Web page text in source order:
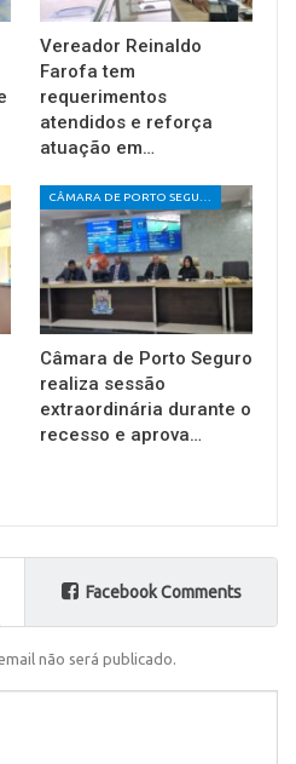
Vereador Reinaldo
Farofa tem
requerimentos
atendidos e reforça
atuação em…
Câmara de Porto Seguro
realiza sessão
extraordinária durante o
recesso e aprova…
Facebook Comments
não será publicado.